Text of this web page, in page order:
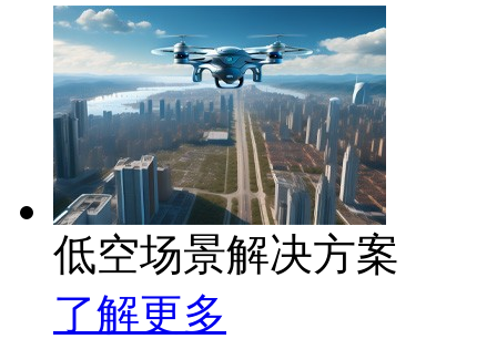
低空场景解决方案
了解更多